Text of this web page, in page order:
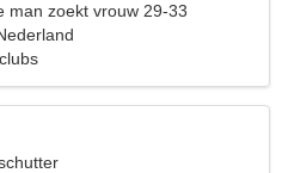
man zoekt vrouw 29-33